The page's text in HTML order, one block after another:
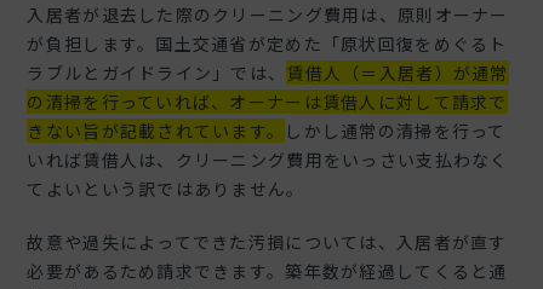
入居者が退去した際のクリーニング費用は、原則オーナー
が負担します。国土交通省が定めた「原状回復をめぐるト
ラブルとガイドライン」では、 賃借人（＝入居者）が通常
の清掃を行っていれば、オーナーは賃借人に対して請求で
きない旨が記載されています。
しかし通常の清掃を行って
いれば賃借人は、クリーニング費用をいっさい支払わなく
てよいという訳ではありません。
故意や過失によってできた汚損については、入居者が直す
必要があるため請求できます。築年数が経過してくると通